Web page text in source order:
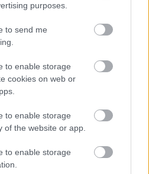
purposes.
to send me
to enable storage
cookies on web or
to enable storage
of the website or app.
to enable storage
kérte a
egyetemi campus
támogatást a Neumann
folytatásához - Hankó
felelős miniszter
2025. 10. 02.